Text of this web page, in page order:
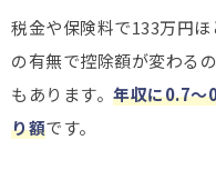
税金や保険料で133万円
の有無で控除額が変わる
もあります。 年収に0.7～
り額です。